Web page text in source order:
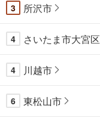
3 所沢市
4 さいたま市大宮区
4 川越市
6 東松山市